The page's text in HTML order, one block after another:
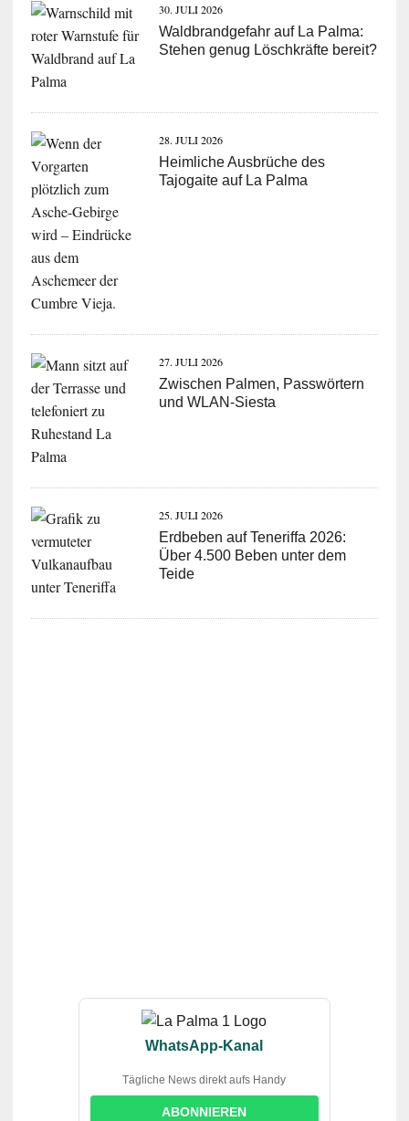
30. JULI 2026
Waldbrandgefahr auf La Palma:
Stehen genug Löschkräfte bereit?
28. JULI 2026
Heimliche Ausbrüche des
Tajogaite auf La Palma
27. JULI 2026
Zwischen Palmen, Passwörtern
und WLAN-Siesta
25. JULI 2026
Erdbeben auf Teneriffa 2026:
Über 4.500 Beben unter dem
Teide
WhatsApp-Kanal
Tägliche News direkt aufs Handy
ABONNIEREN